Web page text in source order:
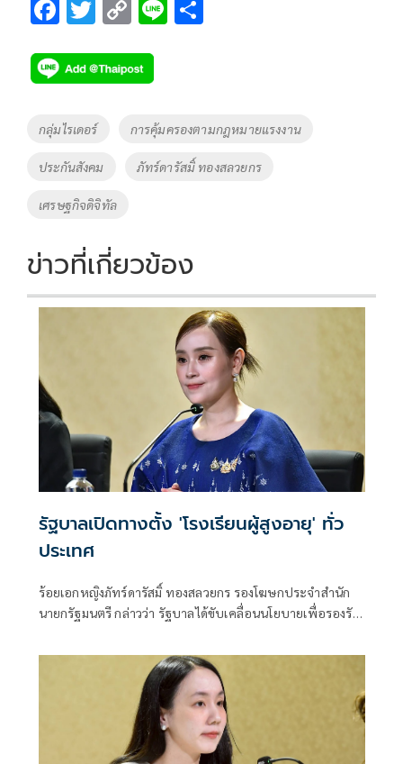
F
e
b
o
o
k
T
tt
er
C
p
y
Li
n
k
Li
Tags
กลุ่มไรเดอร์ การคุ้มครองตามกฎหมายแรงงาน
ประกันสังคม ภัทร์ดารัสมิ์ ทองสลวยกร
เศรษฐกิจดิจิทัล
ข่าวที่เกี่ยวข้อง
รัฐบาลเปิดทางตั้ง 'โรงเรียนผู้สูงอายุ' ทั่ว
ประเทศ
ร้อยเอกหญิงภัทร์ดารัสมิ์ ทองสลวยกร รองโฆษกประจำสำนัก
นายกรัฐมนตรี กล่าวว่า รัฐบาลได้ขับเคลื่อนนโยบายเพื่อรองรับ